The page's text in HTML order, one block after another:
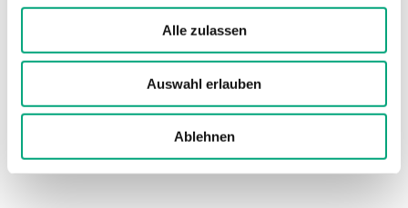
Alle zulassen
Auswahl erlauben
Ablehnen
± (50 ppm + 3 % des Messwertes) bei 25 °C
Aufwärmzeit 4 Min.
Temperaturabhängigkeit
2,5 ppm/K bei 0...50 °C